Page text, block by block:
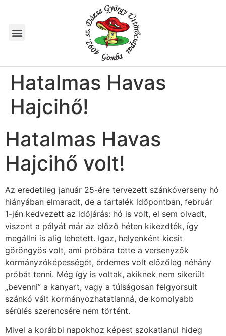
Hatalmas Havas
Hajcihő!
Hatalmas Havas
Hajcihő volt!
Az eredetileg január 25-ére tervezett szánkóverseny hó
hiányában elmaradt, de a tartalék időpontban, február
1-jén kedvezett az időjárás: hó is volt, el sem olvadt,
viszont a pályát már az előző héten kikezdték, így
megállni is alig lehetett. Igaz, helyenként kicsit
göröngyös volt, ami próbára tette a versenyzők
kormányzóképességét, érdemes volt előzőleg néhány
próbát tenni. Még így is voltak, akiknek nem sikerült
„bevenni” a kanyart, vagy a túlságosan felgyorsult
szánkó vált kormányozhatatlanná, de komolyabb
sérülés szerencsére nem történt.
Mivel a korábbi napokhoz képest szokatlanul hideg